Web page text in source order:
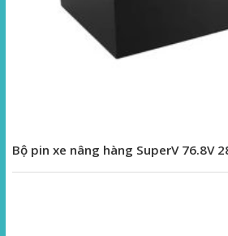
Bộ pin xe nâng hàng SuperV 76.8V